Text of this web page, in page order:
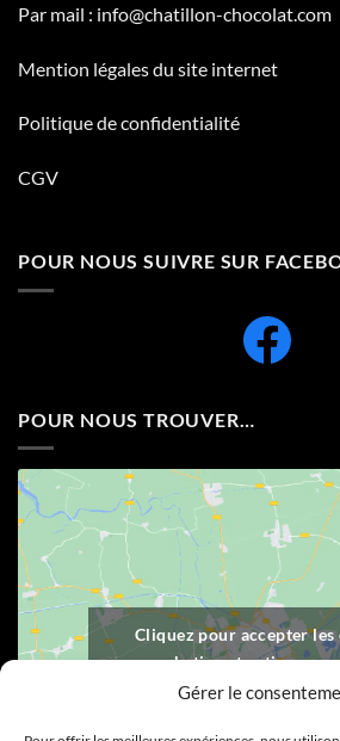
Gérer le
Par mail : info@chatillon-chocolat.com
Mention légales du site internet
Politique de confidentialité
CGV
POUR NOUS SUIVRE SUR
POUR NOUS TROUVER…
Cliquez pour accepter les
marketing et activer ce